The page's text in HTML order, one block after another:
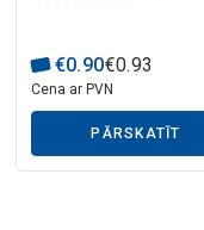
Mākslīgā intelekta apraksts
€0.90€0.93
Cena ar PVN
PĀRSKATĪT